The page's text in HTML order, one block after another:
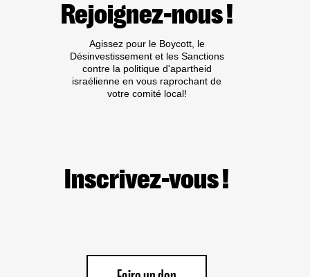
PAS
DE
AUX
CRIMINEL·LES
DE
GUERRE
ISRAÉLIEN·NES
OU
CULTURELS
Rejoignez-nous !
Agissez pour le Boycott, le
Désinvestissement et les Sanctions
contre la politique d'apartheid
israélienne en vous raprochant de
votre comité local!
Inscrivez-vous !